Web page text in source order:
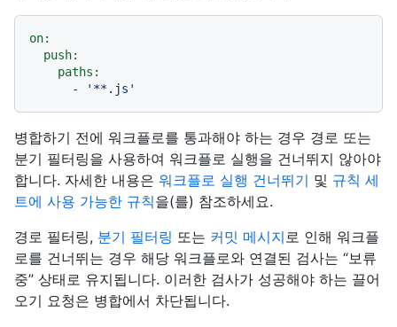
on:
push:
paths:
-
'**.js'
병합하기 전에 워크플로를 통과해야 하는 경우 경로 또는
분기 필터링을 사용하여 워크플로 실행을 건너뛰지 않아야
합니다. 자세한 내용은 워크플로 실행 건너뛰기 및 규칙 세
트에 사용 가능한 규칙을(를) 참조하세요.
경로 필터링, 분기 필터링 또는 커밋 메시지 로 인해 워크플
로를 건너뛰는 경우 해당 워크플로와 연결된 검사는 “보류
중” 상태로 유지됩니다. 이러한 검사가 성공해야 하는 끌어
오기 요청은 병합에서 차단됩니다.